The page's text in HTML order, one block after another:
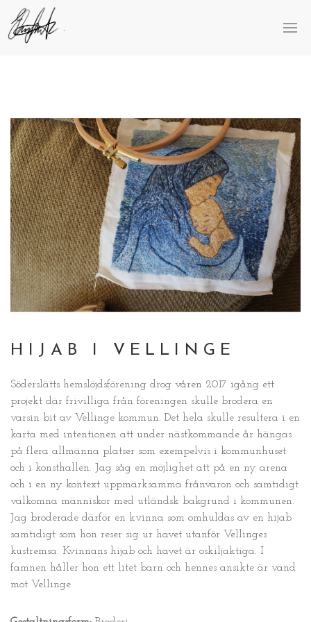
HIJAB I VELLINGE
Söderslätts hemslöjdsförening drog våren 2017 igång ett
projekt där frivilliga från föreningen skulle brodera en
varsin bit av Vellinge kommun. Det hela skulle resultera i en
karta med intentionen att under nästkommande år hängas
på flera allmänna platser som exempelvis i kommunhuset
och i konsthallen. Jag såg en möjlighet att på en ny arena
och i en ny kontext uppmärksamma frånvaron och samtidigt
välkomna människor med utländsk bakgrund i kommunen.
Jag broderade därför en kvinna som omhuldas av en hijab
samtidigt som hon reser sig ur havet utanför Vellinges
kustremsa. Kvinnans hijab och havet är oskiljaktiga. I
famnen håller hon ett litet barn och hennes ansikte är vänd
mot Vellinge.